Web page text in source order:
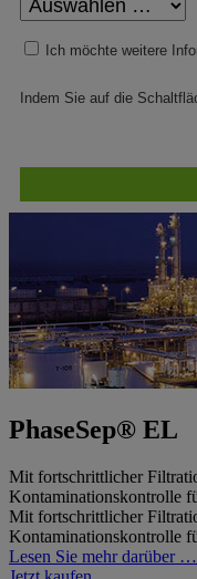
Ich möchte weitere
Indem Sie auf die
PhaseSep® EL
Mit fortschrittlicher
Kontaminationskontrolle
Mit fortschrittlicher
Kontaminationskontrolle
Lesen Sie mehr darüber …